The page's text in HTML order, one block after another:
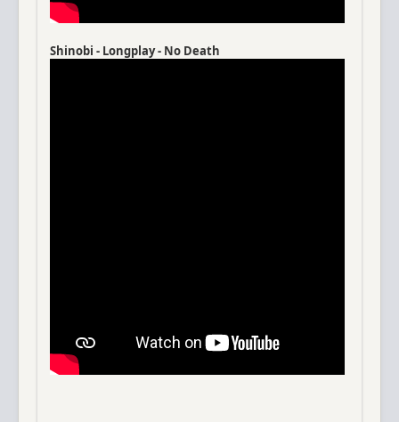
Shinobi - Longplay - No Death